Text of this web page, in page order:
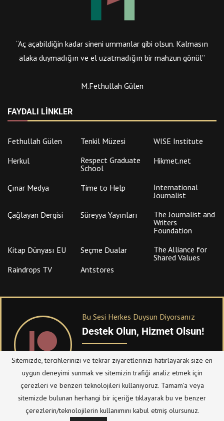
“Aç açabildiğin kadar sineni ummanlar gibi olsun. Kalmasın
alaka duymadığın ve el uzatmadığın bir mahzun gönül”
M.Fethullah Gülen
FAYDALI LINKLER
Fethullah Gülen Tenkil Müzesi
WISE Institute
Herkul
Respect Graduate
School
Hikmet.net
Çınar Medya Time to Help
International
Journalist
Çağlayan Dergisi
Süreyya Yayınları
The Journalist and
Writers
Foundation
Kitap Dünyası EU
Seçme Dualar
The Alliance for
Shared Values
Raindrops TV
Antstores
Bu Sesi Herkes Duysun Diyorsanız
Destek Olun, Hizmet Olsun!
PATREONüzerinden sitemize bağışta
bulanabilirsiniz.
Bize Ulaşın Taziye Defteri
Sitemizde, tercihlerinizi ve tekrar ziyaretlerinizi hatırlayarak size en
uygun deneyimi sunmak ve sitemizin trafiği analiz etmek için
çerezleri ve benzeri teknolojileri kullanıyoruz. Tamam'a veya
sitemizde bulunan herhangi bir içeriğe tıklayarak bu ve benzer
çerezlerin/teknolojilerin kullanımını kabul etmiş olursunuz.